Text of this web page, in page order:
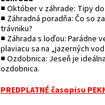
■ Október v záhrade: Tipy
■ Záhradná poradňa: Čo so
trávniku?
■ Záhrada s loďou: Parádne
plaviacu sa na „jazerných
■ Ozdobnica: Jeseň je
ozdobnica.
PREDPLATNÉ časopisu